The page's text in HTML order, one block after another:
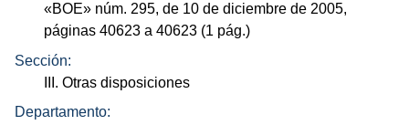
«BOE» núm. 295, de 10 de diciembre de 2005,
páginas 40623 a 40623 (1 pág.)
Sección:
III. Otras disposiciones
Departamento: